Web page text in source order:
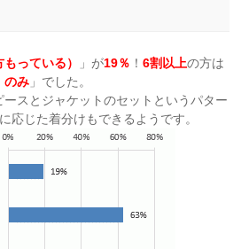
っている） 」が19％ ！6割以上の方は
のみ 」でした。
スとジャケットのセットというパター
応じた着分けもできるようです。